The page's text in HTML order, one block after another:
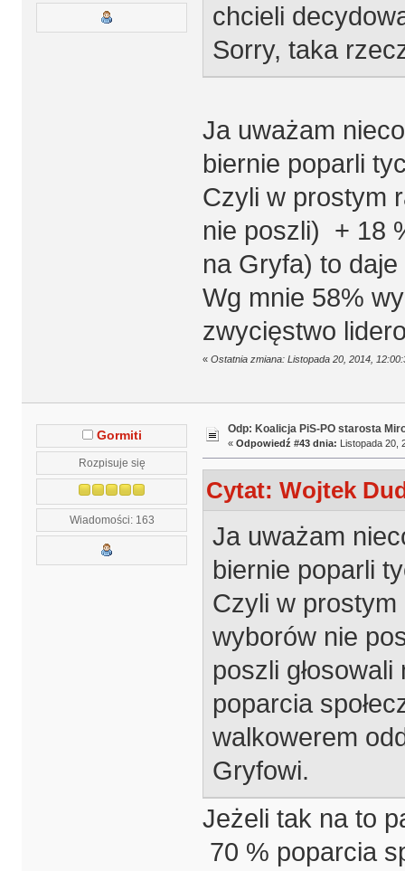
chcieli
Sorry, taka
Ja uważam
biernie poparli
Czyli w prostym
nie poszli) + 18
na Gryfa) to
Wg mnie 58%
zwycięstwo
« Ostatnia zmiana: Listopada 20, 2014,
Gormiti
Rozpisuje się
Wiadomości: 163
Odp: Koalicja PiS-PO starosta
« Odpowiedź #43 dnia: Listopada 20,
Cytat: Wojtek
Ja uważam
biernie poparli
Czyli w
wyborów nie
poszli
poparcia
walkowerem
Gryfowi.
Jeżeli tak na to
70 % poparcia